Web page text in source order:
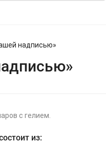
надписью»
с гелием.
из: